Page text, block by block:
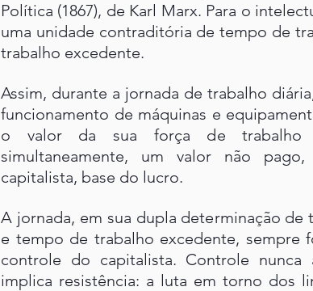
Política (1867), de Karl Marx. Para o
uma unidade contraditória de tempo de
trabalho excedente.
Assim, durante a jornada de trabalho
funcionamento de máquinas e
o valor da sua força de trabalho
simultaneamente, um valor não
capitalista, base do lucro.
A jornada, em sua dupla determinação de
e tempo de trabalho excedente, sempre
controle do capitalista. Controle nunca
implica resistência: a luta em torno dos